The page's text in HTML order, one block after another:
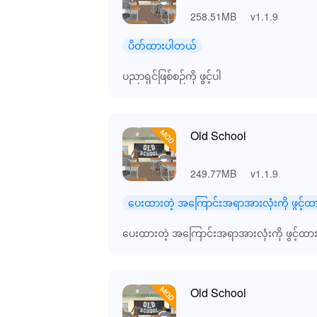
258.51MB v1.1.9
ပိတ်ထားပါတယ်
ပညာရှင်ဖြစ်စဉ်ကို ဖွင့်ပါ
Old School
249.77MB v1.1.9
ပေးထားတဲ့ အကြောင်းအရာအားလုံးကို ဖွင့်ထ
ပေးထားတဲ့ အကြောင်းအရာအားလုံးကို ဖွင့်ထား
Old School